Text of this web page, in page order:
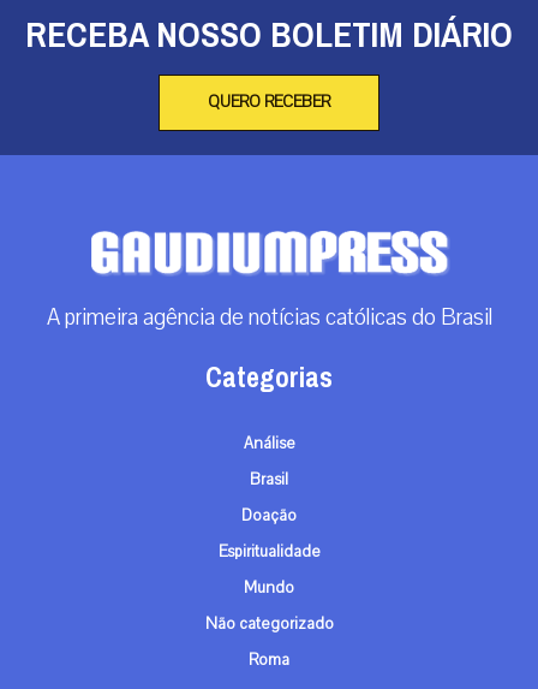
RECEBA NOSSO BOLETIM DIÁRIO
QUERO RECEBER
A primeira agência de notícias católicas do Brasil
Categorias
Análise
Brasil
Doação
Espiritualidade
Mundo
Não categorizado
Roma